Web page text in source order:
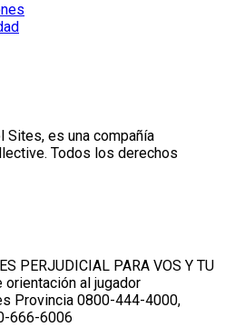
Sites, es una compañía
Todos los derechos
PERJUDICIAL PARA VOS Y TU
orientación al jugador
Provincia 0800-444-4000,
666-6006